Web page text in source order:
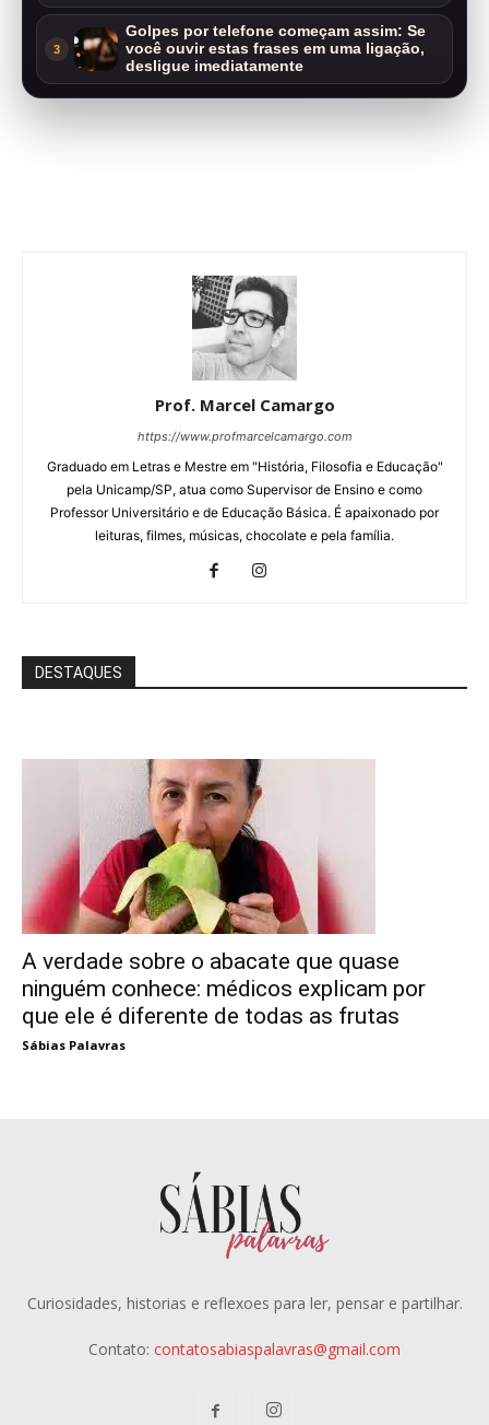
3
Golpes por telefone começam assim: Se
você ouvir estas frases em uma ligação,
desligue imediatamente
Prof. Marcel Camargo
https://www.profmarcelcamargo.com
Graduado em Letras e Mestre em "História, Filosofia e Educação"
pela Unicamp/SP, atua como Supervisor de Ensino e como
Professor Universitário e de Educação Básica. É apaixonado por
leituras, filmes, músicas, chocolate e pela família.
DESTAQUES
A verdade sobre o abacate que quase
ninguém conhece: médicos explicam por
que ele é diferente de todas as frutas
Sábias Palavras
Curiosidades, historias e reflexoes para ler, pensar e partilhar.
Contato: contatosabiaspalavras@gmail.com